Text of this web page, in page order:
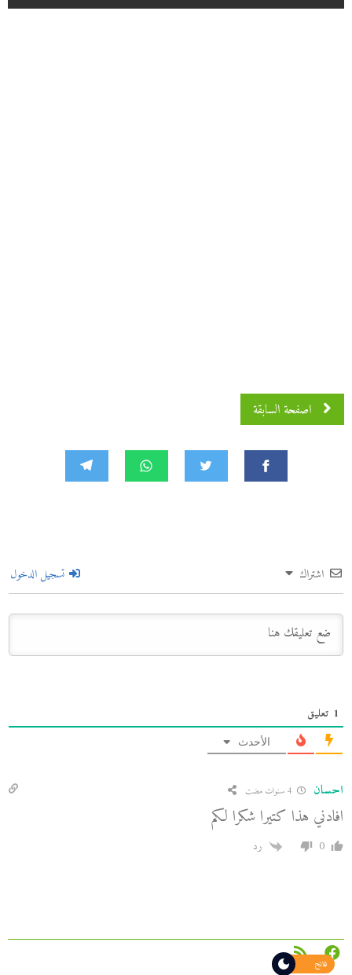
اصفحة السابقة
اشتراك تسجيل الدخول
1 تعليق
الأحدث
احسان 4 سنوات مضت
افادني هذا كتيرا شكرا لكم
0 رد
فاتح